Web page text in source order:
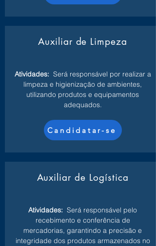
Auxiliar de Limpeza
Atividades: Será responsável por realizar a
limpeza e higienização de ambientes,
utilizando produtos e equipamentos
adequados.
Candidatar-se
Auxiliar de Logística
Atividades: Será responsável pelo
recebimento e conferência de
mercadorias, garantindo a precisão e
integridade dos produtos armazenados no